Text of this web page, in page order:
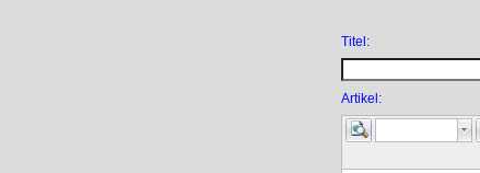
Titel:
Artikel: